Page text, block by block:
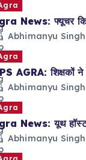
News: फ्यूचर
Abhimanyu Singh
AGRA: शिक्षकों ने
Abhimanyu Singh
News: यूथ
Abhimanyu Singh